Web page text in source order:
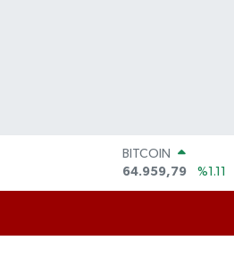
BITCOIN
64.959,79
%1.11
DOLAR